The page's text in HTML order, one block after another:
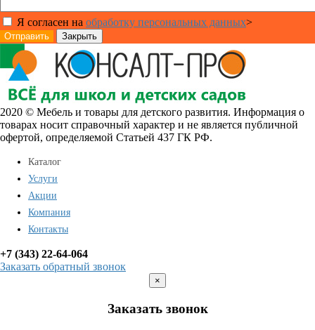
Я согласен на обработку персональных данных>
Отправить Закрыть
2020 © Мебель и товары для детского развития. Информация о
товарах носит справочный характер и не является публичной
офертой, определяемой Статьей 437 ГК РФ.
Каталог
Услуги
Акции
Компания
Контакты
+7 (343) 22-64-064
Заказать обратный звонок
×
Заказать звонок